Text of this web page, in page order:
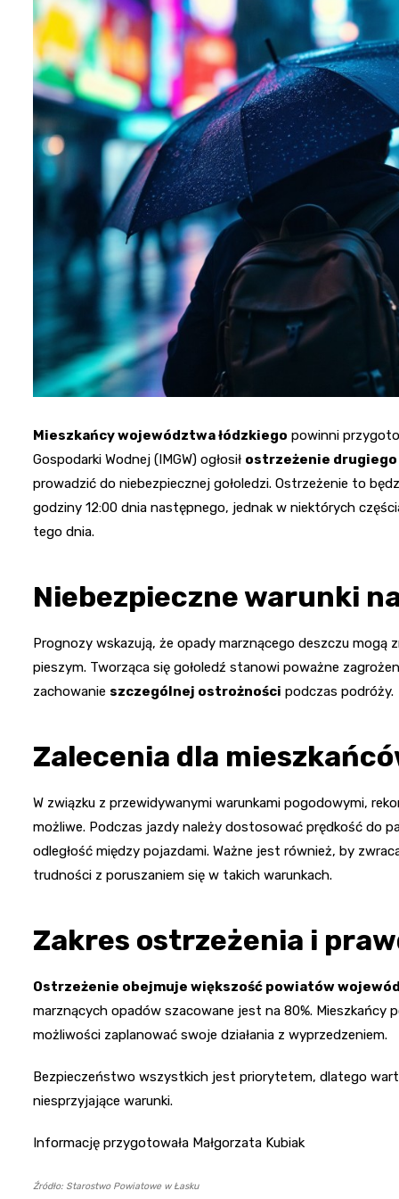
Mieszkańcy województwa łódzkiego powinni
Gospodarki Wodnej (IMGW) ogłosił ostrzeżenie
prowadzić do niebezpiecznej gołoledzi. Ostrzeżenie to
godziny 12:00 dnia następnego, jednak w niektórych
tego dnia.
Niebezpieczne warunki
Prognozy wskazują, że opady marznącego deszczu mogą
pieszym. Tworząca się gołoledź stanowi poważne
zachowanie szczególnej ostrożności podczas podróży.
Zalecenia dla
W związku z przewidywanymi warunkami pogodowymi,
możliwe. Podczas jazdy należy dostosować prędkość do
odległość między pojazdami. Ważne jest również, by
trudności z poruszaniem się w takich warunkach.
Zakres ostrzeżenia i
Ostrzeżenie obejmuje większość powiatów
marznących opadów szacowane jest na 80%.
możliwości zaplanować swoje działania z wyprzedzeniem.
Bezpieczeństwo wszystkich jest priorytetem, dlatego
niesprzyjające warunki.
Informację przygotowała Małgorzata Kubiak
Źródło: Starostwo Powiatowe w Łasku